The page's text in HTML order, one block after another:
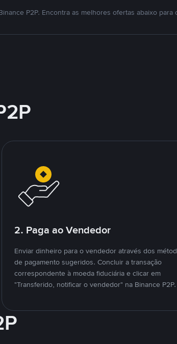
P2P. Encontra as melhores ofertas abaixo
2. Paga ao Vendedor
Enviar dinheiro para o vendedor através dos
de pagamento sugeridos. Concluir a transação
correspondente à moeda fiduciária e clicar em
"Transferido, notificar o vendedor" na Binance P2P.